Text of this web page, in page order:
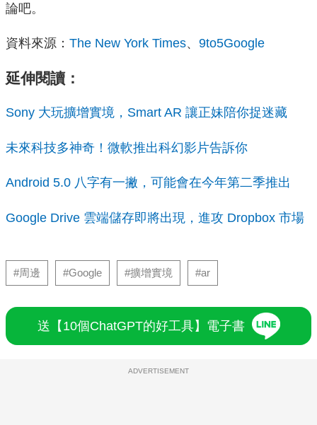
論吧。
資料來源： The New York Times、 9to5Google
延伸閱讀：
Sony 大玩擴增實境，Smart AR 讓正妹陪你捉迷藏
未來科技多神奇！微軟推出科幻影片告訴你
Android 5.0 八字有一撇，可能會在今年第二季推出
Google Drive 雲端儲存即將出現，進攻 Dropbox 市場
#周邊 #Google #擴增實境 #ar
送【10個ChatGPT的好工具】電子書
ADVERTISEMENT